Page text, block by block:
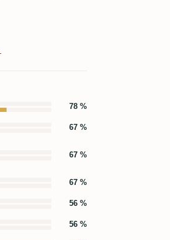
78 %
67 %
67 %
67 %
56 %
56 %